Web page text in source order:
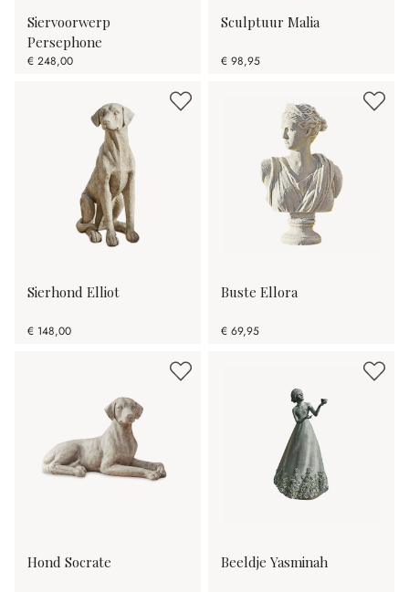
Siervoorwerp
Persephone
€ 248,00
Sculptuur Malia
€ 98,95
Sierhond Elliot
€ 148,00
Buste Ellora
€ 69,95
Hond Socrate Beeldje Yasminah